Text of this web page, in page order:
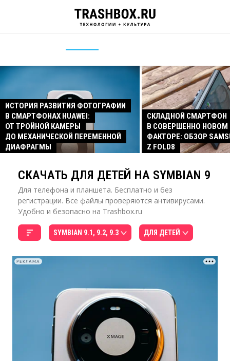
ИСТОРИЯ РАЗВИТИЯ ФОТОГРАФИИ
В СМАРТФОНАХ HUAWEI:
ОТ ТРОЙНОЙ КАМЕРЫ
ДО МЕХАНИЧЕСКОЙ ПЕРЕМЕННОЙ
ДИАФРАГМЫ
СКЛАДНОЙ СМАРТФОН
В СОВЕРШЕННО
ФАКТОРЕ: ОБЗОР
Z FOLD8
СКАЧАТЬ ДЛЯ ДЕТЕЙ НА SYMBIAN 9
Для телефона и планшета. Бесплатно и без
регистрации. Все файлы проверяются антивирусами.
Удобно и безопасно на Trashbox.ru
SYMBIAN 9.1, 9.2, 9.3 ДЛЯ ДЕТЕЙ
РЕКЛАМА